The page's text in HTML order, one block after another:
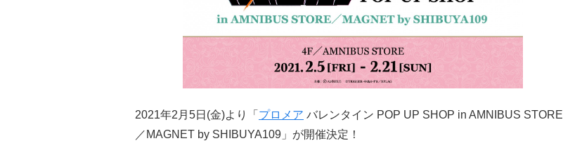
2021年2月5日(金)より「 プロメア バレンタイン POP UP SHOP in AMNIBUS STORE
／MAGNET by SHIBUYA109」が開催決定！